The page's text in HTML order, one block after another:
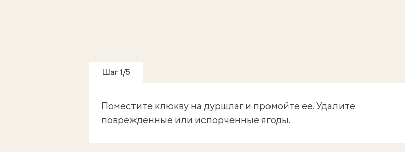
Шаг 1/5
Поместите клюкву на дуршлаг и промойте ее. Удалите
поврежденные или испорченные ягоды.